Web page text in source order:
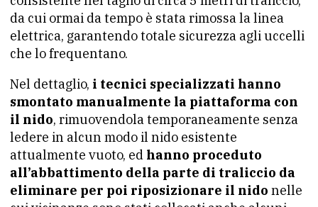
da cui ormai da tempo è stata rimossa la linea
elettrica, garantendo totale sicurezza agli uccelli
che lo frequentano.
Nel dettaglio, i tecnici specializzati hanno
smontato manualmente la piattaforma con
il nido, rimuovendola temporaneamente senza
ledere in alcun modo il nido esistente
attualmente vuoto, ed hanno proceduto
all’abbattimento della parte di traliccio da
eliminare per poi riposizionare il nido nelle